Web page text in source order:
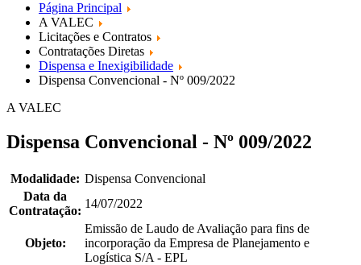
Página Principal
A VALEC
Licitações e Contratos
Contratações Diretas
Dispensa e Inexigibilidade
Dispensa Convencional - Nº 009/2022
A VALEC
Dispensa Convencional - Nº 009/2022
Modalidade: Dispensa Convencional
Data da
Contratação:
14/07/2022
Objeto:
Emissão de Laudo de Avaliação para fins de
incorporação da Empresa de Planejamento e
Logística S/A - EPL